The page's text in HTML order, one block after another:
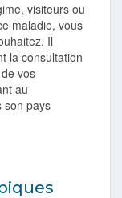
visiteurs ou
maladie, vous
Il
la consultation
vos
au
son pays